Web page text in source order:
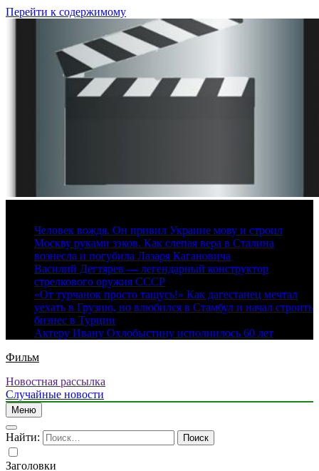
Перейти к содержимому
Человек вождя. Он привил Украине мову и строил
Москву руками зэков. Как слепая вера в Сталина
вознесла и погубила Лазаря Кагановича
Василий Дегтярев — легендарный конструктор
стрелкового оружия СССР
«От турчанок просто тащусь!» Как дагестанец мечтал
уехать в Грузию, но влюбился в Стамбул и начал строить
бизнес в Турции
Актеру Ивану Охлобыстину исполнилось 60 лет
Фильм
Новостная рассылка
Случайные новости
Меню
Найти:
Заголовки